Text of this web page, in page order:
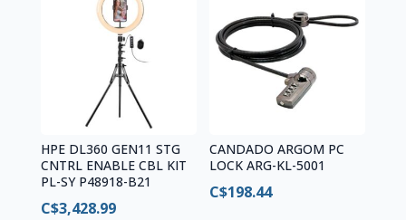
HPE DL360 GEN11 STG
CNTRL ENABLE CBL KIT
PL-SY P48918-B21
C$3,428.99
CANDADO ARGOM PC
LOCK ARG-KL-5001
C$198.44